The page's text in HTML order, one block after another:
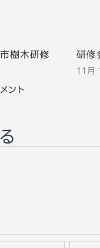
樹木研修
ント
研修
11月